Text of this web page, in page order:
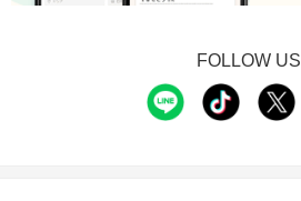
FOLLOW US